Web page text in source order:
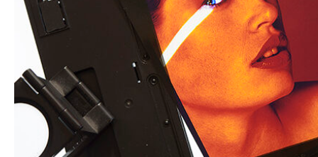
Náš mediální partner FotoVideo.cz